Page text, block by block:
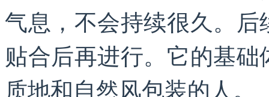
气息，不会持续很久。
贴合后再进行。它的基
质地和自然风包装的人。